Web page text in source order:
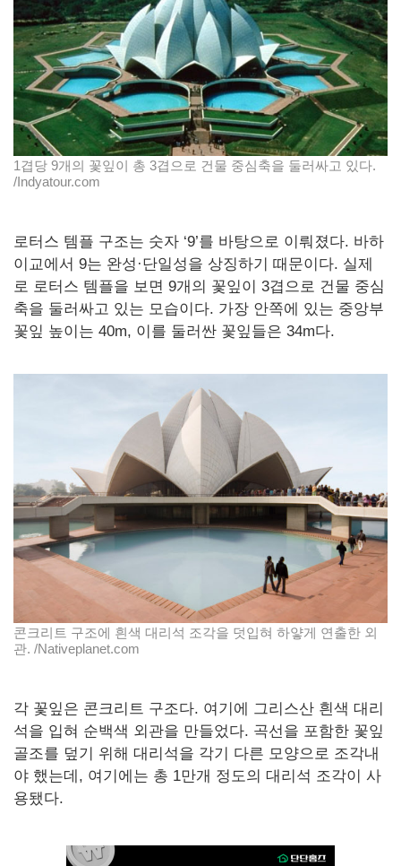
1겹당 9개의 꽃잎이 총 3겹으로 건물 중심축을 둘러싸고 있다.
/Indyatour.com
로터스 템플 구조는 숫자 ‘9’를 바탕으로 이뤄졌다. 바하
이교에서 9는 완성·단일성을 상징하기 때문이다. 실제
로 로터스 템플을 보면 9개의 꽃잎이 3겹으로 건물 중심
축을 둘러싸고 있는 모습이다. 가장 안쪽에 있는 중앙부
꽃잎 높이는 40m, 이를 둘러싼 꽃잎들은 34m다.
콘크리트 구조에 흰색 대리석 조각을 덧입혀 하얗게 연출한 외
관. /Nativeplanet.com
각 꽃잎은 콘크리트 구조다. 여기에 그리스산 흰색 대리
석을 입혀 순백색 외관을 만들었다. 곡선을 포함한 꽃잎
골조를 덮기 위해 대리석을 각기 다른 모양으로 조각내
야 했는데, 여기에는 총 1만개 정도의 대리석 조각이 사
용됐다.